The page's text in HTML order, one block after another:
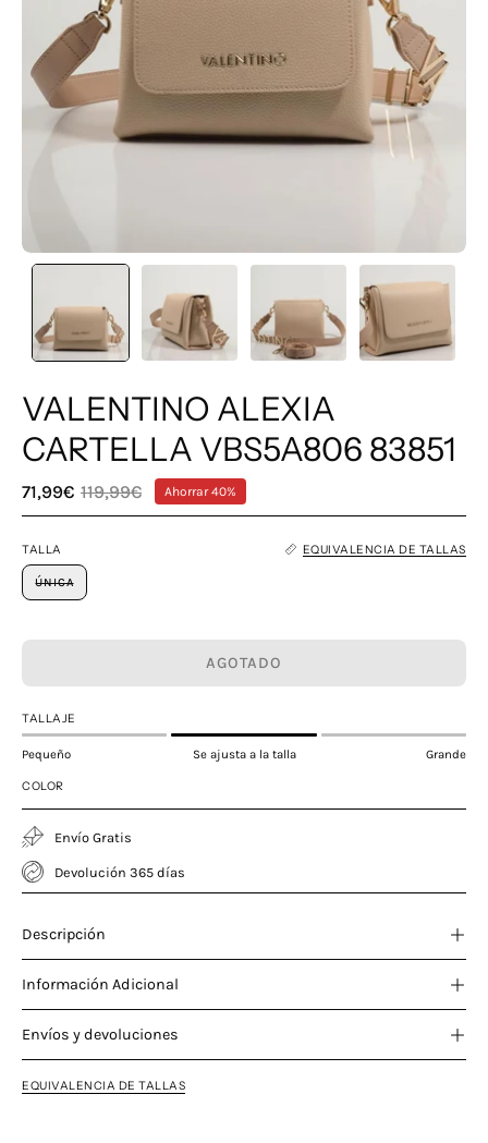
VALENTINO ALEXIA
CARTELLA VBS5A806 83851
71,99€ 119,99€ Ahorrar40%
TALLA EQUIVALENCIA DE TALLAS
ÚNICA
AGOTADO
TALLAJE
Pequeño Se ajusta a la talla Grande
COLOR
Envío Gratis
Devolución 365 días
Descripción
Información Adicional
Envíos y devoluciones
EQUIVALENCIA DE TALLAS